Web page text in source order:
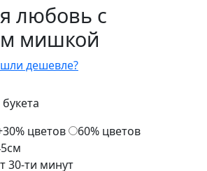
дешевле?
любовь с
мишкой
цветов
60% цветов
30-ти минут